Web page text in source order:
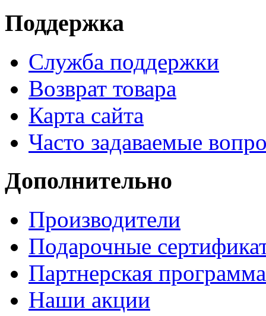
Поддержка
Служба поддержки
Возврат товара
Карта сайта
Часто задаваемые
Дополнительно
Производители
Подарочные
Партнерская программа
Наши акции